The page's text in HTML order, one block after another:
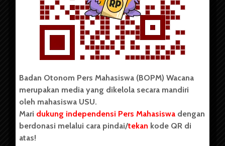
Copyright © 2023. All rights reserved BOPM WACANA.
Badan Otonom Pers Mahasiswa (BOPM) Wacana merupakan
pers mahasiswa yang berdiri di luar kampus dan dikelola
secara mandiri oleh mahasiswa Universitas Sumatera Utara
(USU). Sebelumnya BOPM Wacana merupakan salah satu
Unit Kegiatan Mahasiswa (UKM) di Universitas Sumatera
Badan Otonom Pers Mahasiswa (BOPM) Wacana
merupakan media yang dikelola secara mandiri
oleh mahasiswa USU.
Mari dukung independensi Pers Mahasiswa dengan
berdonasi melalui cara pindai/tekan kode QR di
atas!